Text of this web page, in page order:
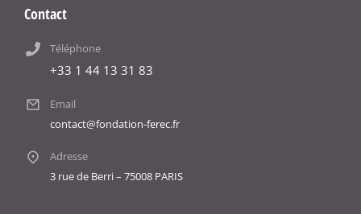
Contact
Téléphone
+33 1 44 13 31 83
Email
contact@fondation-ferec.fr
Adresse
3 rue de Berri – 75008 PARIS